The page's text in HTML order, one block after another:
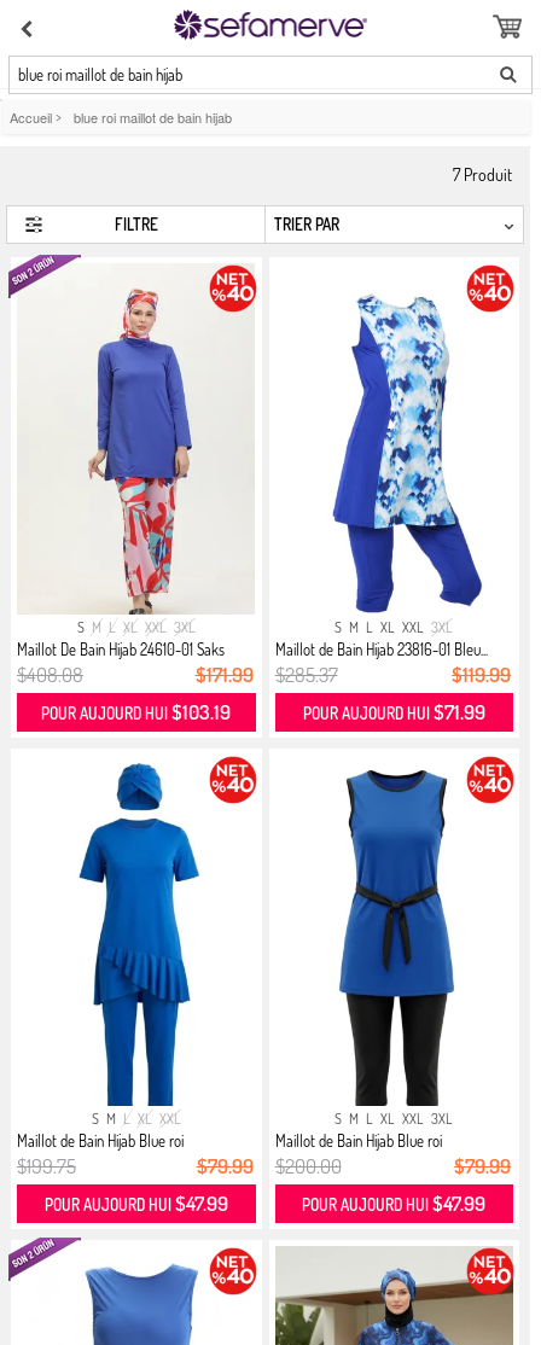
blue roi maillot de bain hijab
Accueil > blue roi maillot de bain hijab
7Produit
FILTRE
S M L XL XXL 3XL
Maillot De Bain Hijab 24610-01 Saks
$408.08 $171.99
POUR AUJOURD HUI$103.19
S M L XL XXL 3XL
Maillot de Bain Hijab 23816-01 Bleu...
$285.37 $119.99
POUR AUJOURD HUI $71.99
S M L XL XXL
Maillot de Bain Hijab Blue roi
$199.75 $79.99
POUR AUJOURD HUI$47.99
S M L XL XXL 3XL
Maillot de Bain Hijab Blue roi
$200.00 $79.99
POUR AUJOURD HUI$47.99